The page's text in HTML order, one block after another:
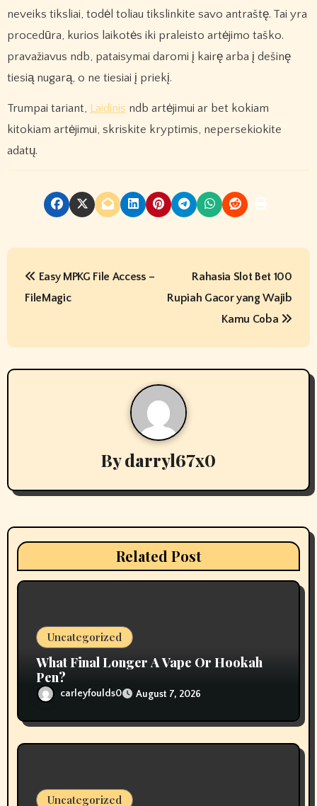
neveiks tiksliai, todėl toliau tikslinkite savo antraštę. Tai yra
procedūra, kurios laikotės iki praleisto artėjimo taško.
pravažiavus ndb, pataisymai daromi į kairę arba į dešinę
tiesią nugarą, o ne tiesiai į priekį.
Trumpai tariant, Laidinis ndb artėjimui ar bet kokiam
kitokiam artėjimui, skriskite kryptimis, nepersekiokite
adatų.
P
t
n
g
a
Easy MPKG File Access –
FileMagic
Rahasia Slot Bet 100
Rupiah Gacor yang Wajib
Kamu Coba
Bydarryl67x0
Related Post
Uncategorized
What Final Longer A Vape Or Hookah
Pen?
carleyfoulds0 August 7, 2026
Uncategorized